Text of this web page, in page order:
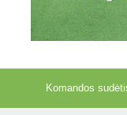
Komandos